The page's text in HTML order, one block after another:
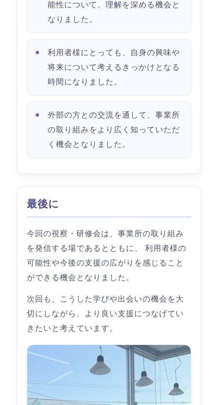
能性について、理解を深める機会と
なりました。
利用者様にとっても、自身の興味や
将来について考えるきっかけとなる
時間になりました。
外部の方との交流を通して、事業所
の取り組みをより広く知っていただ
く機会となりました。
最後に
今回の視察・研修会は、事業所の取り組み
を発信する場であるとともに、 利用者様の
可能性や今後の支援の広がりを感じること
ができる機会となりました。
次回も、こうした学びや出会いの機会を大
切にしながら、より良い支援につなげてい
きたいと考えています。